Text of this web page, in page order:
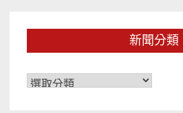
新聞分類
新